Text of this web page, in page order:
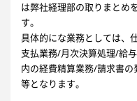
は弊社経理部の取りまとめ
す。
具体的にな業務としては、
支払業務/月次決算処理/給
内の経費精算業務/請求書
等となります。